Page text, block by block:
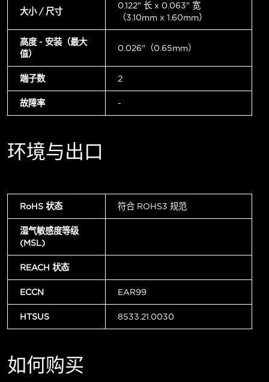
大小 / 尺寸
0.122" 长 x 0.063" 宽
（3.10mm x 1.60mm）
高度 - 安装（最大
值）
0.026"（0.65mm）
端子数 2
故障率 -
环境与出口
RoHS 状态 符合 ROHS3 规范
湿气敏感度等级
(MSL)
REACH 状态
ECCN EAR99
HTSUS 8533.21.0030
如何购买